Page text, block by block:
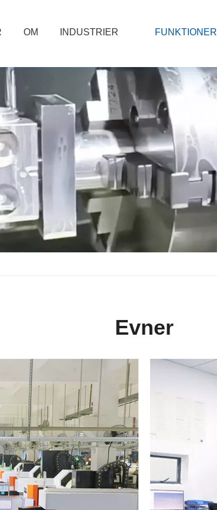
OM INDUSTRIER FUNKTIONER
Evner